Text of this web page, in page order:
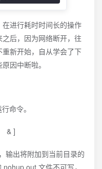
进行耗时时间长的操作
后，因为网络断开，往
新开始，自从学会了下
因中断啦。
命令。
& ]
输出将附加到当前目录的
文件不可写，